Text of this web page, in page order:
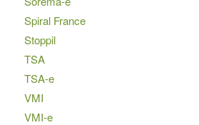
Spiral France
Stoppil
TSA
TSA-e
VMI
VMI-e